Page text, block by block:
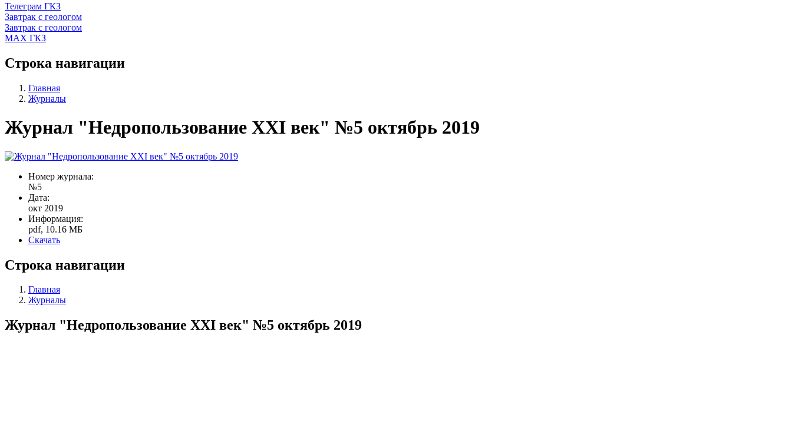
Телеграм ГКЗ
Завтрак с геологом
Завтрак с геологом
МАХ ГКЗ
Строка навигации
Главная
Журналы
Журнал "Недропользование XXI век" №5 октябрь 2019
Номер журнала:
№5
Дата:
окт 2019
Информация:
pdf, 10.16 МБ
Скачать
Строка навигации
Главная
Журналы
Журнал "Недропользование XXI век" №5 октябрь 2019